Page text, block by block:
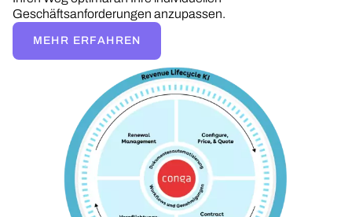
Geschäftsanforderungen anzupassen.
MEHR ERFAHREN